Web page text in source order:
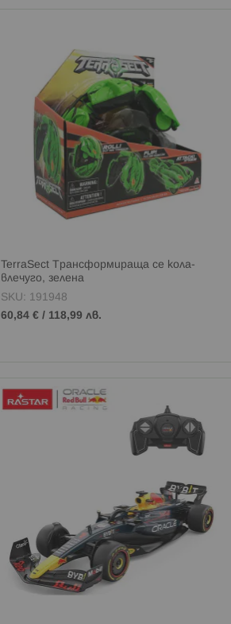
TerraSect Трансформираща се кола-
влечуго, зелена
SKU: 191948
60,84 € / 118,99 лв.